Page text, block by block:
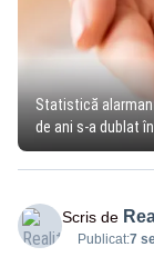
Statistică
de ani s-a dublat
Scris de
Publicat:7